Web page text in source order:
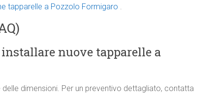
tapparelle a Pozzolo Formigaro .
nuove tapparelle a
dimensioni. Per un preventivo dettagliato, contatta